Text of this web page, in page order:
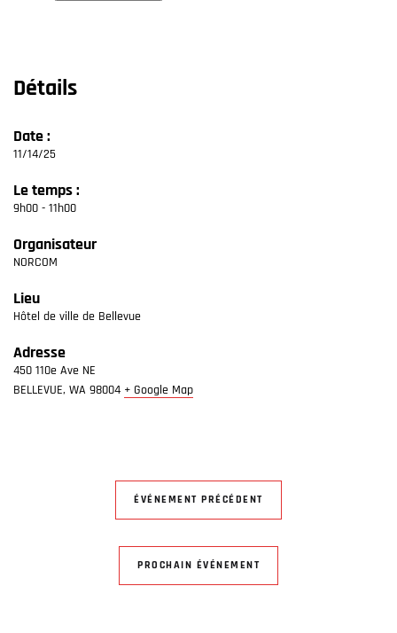
Détails
Date :
11/14/25
Le temps :
9h00 - 11h00
Organisateur
NORCOM
Lieu
Hôtel de ville de Bellevue
Adresse
450 110e Ave NE
BELLEVUE, WA 98004 + Google Map
ÉVÉNEMENT PRÉCÉDENT
PROCHAIN ÉVÉNEMENT